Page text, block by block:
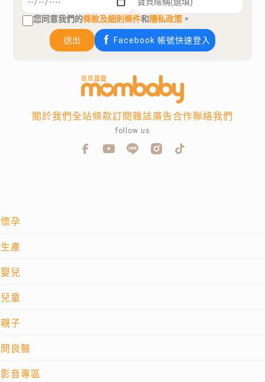
您同意我們的條款及細則條件和隱私政策 。
送出 Facebook 帳號快速登入
懷孕
生產
嬰兒
兒童
親子
問良醫
影音專區
關於我們全站條款訂閱雜誌廣告合作聯絡我們
follow us